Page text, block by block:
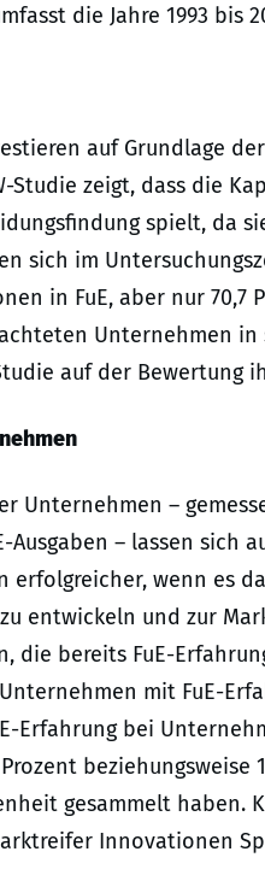
die Jahre 1993 bis
auf Grundlage
Studie zeigt, dass die
spielt, da
sich im
in FuE, aber nur 70,7
Unternehmen in
auf der Bewertung
Unternehmen –
– lassen sich
wenn es
entwickeln und zur
die bereits FuE-
mit FuE-
Erfahrung bei
beziehungsweise
gesammelt haben.
Innovationen